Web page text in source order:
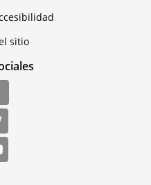
sitio